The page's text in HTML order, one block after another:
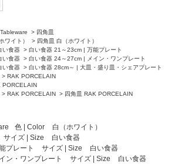
> 四角皿
ワイト） > 四角皿 白（ホワイト）
い食器 > 白い食器 21～23cm | 万能プレート
い食器 > 白い食器 24～27cm | メイン・ワンプレート
い食器 > 白い食器 28cm～ | 大皿・盛り皿・シェアプレート
> RAK PORCELAIN
PORCELAIN
> RAK PORCELAIN > 四角皿 RAK PORCELAIN
色 | Color
白（ホワイト）
サイズ | Size
白い食器
プレート
サイズ | Size
白い食器
ン・ワンプレート
サイズ | Size
白い食器